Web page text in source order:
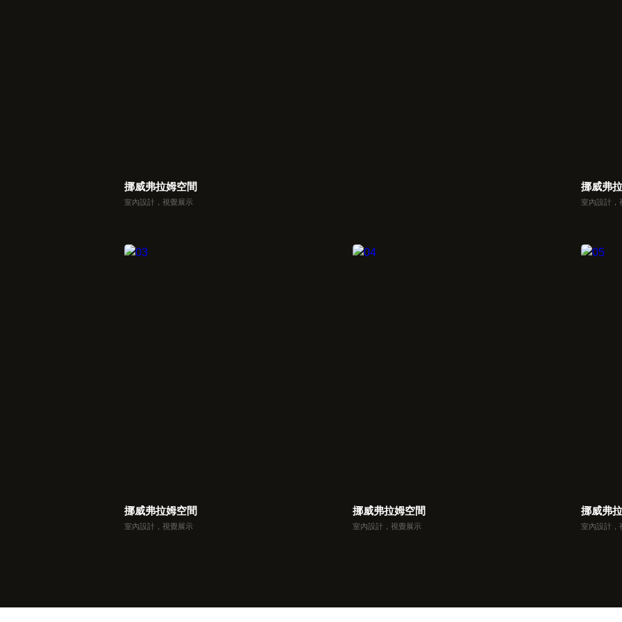
挪威弗拉姆空間
室內設計，視覺展示
挪威弗
室內設計，
挪威弗拉姆空間
室內設計，視覺展示
挪威弗拉姆空間
室內設計，視覺展示
挪威弗
室內設計，